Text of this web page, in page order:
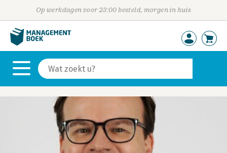
Op werkdagen voor 23:00 besteld, morgen in huis